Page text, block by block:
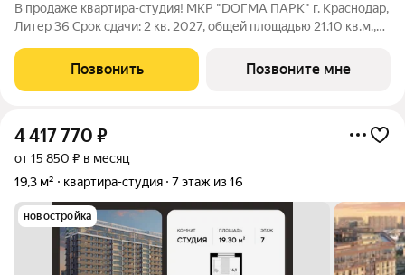
В продаже квартира-студия! МКР "DОГМА ПАРК" г. Краснодар,
Литер 36 Срок сдачи: 2 кв. 2027, общей площадью 21.10 кв.м.,
сочетающий в себе стильную архитектуру современного
города, и настоящий зеленый
Позвонить Позвоните мне
4 417 770 ₽
от 15 850 ₽ в месяц
19,3 м²
квартира-студия 7 этаж из 16
новостройка